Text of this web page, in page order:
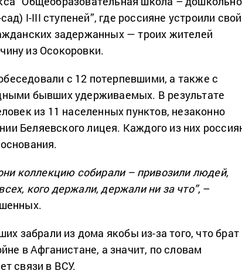
I-III ступеней”, где россияне устроили свой
задержанных — троих жителей
из Осокоровки.
с 12 потерпевшими, а также с
бывших удерживаемых. В результате
из 11 населенных пунктов, незаконно
Беляевского лицея. Каждого из них
коллекцию собирали – привозили людей,
кого держали, держали ни за что”, –
забрали из дома якобы из-за того, что брат
в Афганистане, а значит, по словам
связи в ВСУ.